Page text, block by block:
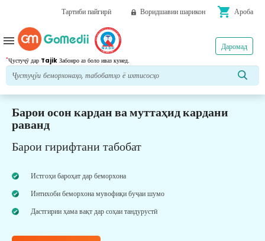
Тартиби пайгирӣ Воридшавии шарикон shopping_cart Ароба
*Ҷустуҷӯ дар Tajik Забонро аз боло иваз кунед.
Даромад
menu
Барои осон кардан ва муттаҳид кардани
раванд
Барои гирифтани табобат
Истгоҳи бароҳат дар беморхона
Интихоби беморхона мувофиқи буҷаи шумо
Дастгирии ҳама вақт дар соҳаи тандурустӣ